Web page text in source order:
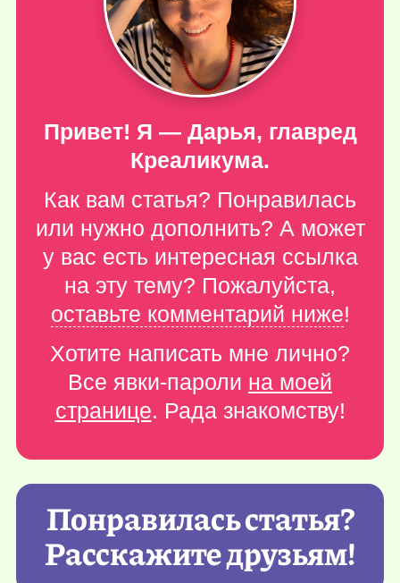
Привет! Я — Дарья, главред
Креаликума.
Как вам статья? Понравилась
или нужно дополнить? А может
у вас есть интересная ссылка
на эту тему? Пожалуйста,
оставьте комментарий ниже!
Хотите написать мне лично?
Все явки-пароли на моей
странице. Рада знакомству!
Понравилась статья?
Расскажите друзьям!